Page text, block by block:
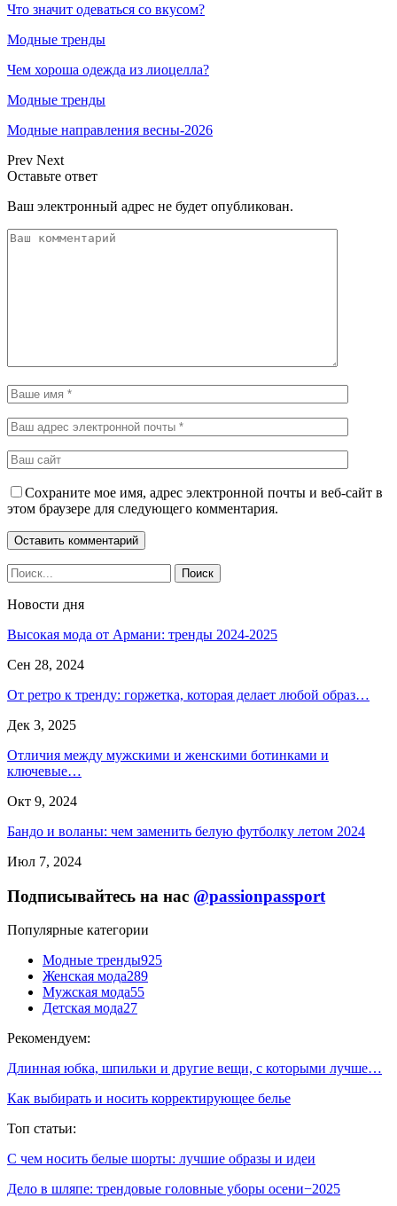
Что значит одеваться со вкусом?
Модные тренды
Чем хороша одежда из лиоцелла?
Модные тренды
Модные направления весны-2026
Prev Next
Оставьте ответ
Ваш электронный адрес не будет опубликован.
Сохраните мое имя, адрес электронной почты и веб-сайт в
этом браузере для следующего комментария.
Новости дня
Высокая мода от Армани: тренды 2024-2025
Сен 28, 2024
От ретро к тренду: горжетка, которая делает любой образ…
Дек 3, 2025
Отличия между мужскими и женскими ботинками и
ключевые…
Окт 9, 2024
Бандо и воланы: чем заменить белую футболку летом 2024
Июл 7, 2024
Подписывайтесь на нас @passionpassport
Популярные категории
Модные тренды925
Женская мода289
Мужская мода55
Детская мода27
Рекомендуем:
Длинная юбка, шпильки и другие вещи, с которыми лучше…
Как выбирать и носить корректирующее белье
Топ статьи:
С чем носить белые шорты: лучшие образы и идеи
Дело в шляпе: трендовые головные уборы осени−2025